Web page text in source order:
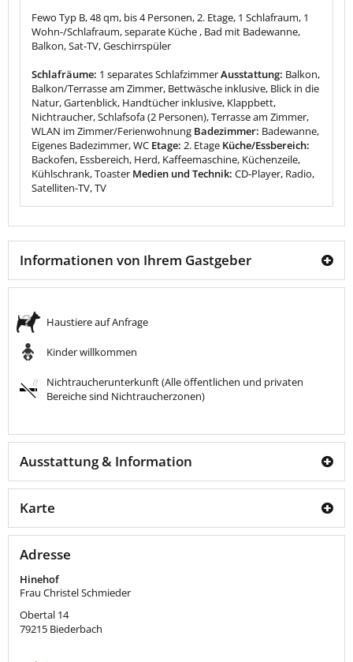
Fewo Typ B, 48 qm, bis 4 Personen, 2. Etage, 1 Schlafraum, 1
Wohn-/Schlafraum, separate Küche , Bad mit Badewanne,
Balkon, Sat-TV, Geschirrspüler
Schlafräume: 1 separates SchlafzimmerAusstattung: Balkon,
Balkon/Terrasse am Zimmer, Bettwäsche inklusive, Blick in die
Natur, Gartenblick, Handtücher inklusive, Klappbett,
Nichtraucher, Schlafsofa (2 Personen), Terrasse am Zimmer,
WLAN im Zimmer/Ferienwohnung Badezimmer: Badewanne,
Eigenes Badezimmer, WC Etage: 2. Etage Küche/Essbereich:
Backofen, Essbereich, Herd, Kaffeemaschine, Küchenzeile,
Kühlschrank, Toaster Medien und Technik: CD-Player, Radio,
Satelliten-TV, TV
Informationen von Ihrem Gastgeber
Haustiere auf Anfrage
Kinder willkommen
Nichtraucherunterkunft (Alle öffentlichen und privaten
Bereiche sind Nichtraucherzonen)
Ausstattung & Information
Karte
Adresse
Hinehof
Frau Christel Schmieder
Obertal 14
79215 Biederbach